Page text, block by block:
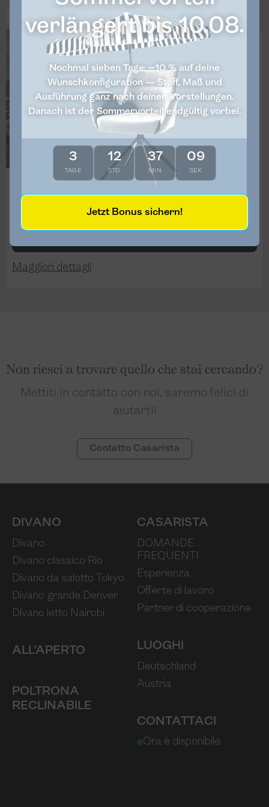
Campioni di tessuto
Expo Plaza 11, Hannover,
Maggiori dettagli
Non riesci a trovare quello che stai cercando?
Mettiti in contatto con noi, saremo felici di
aiutarti!
Contatto Casarista
DIVANO
Divano
Divano classico Rio
Divano da salotto Tokyo
Divano grande Denver
Divano letto Nairobi
ALL’APERTO
POLTRONA
RECLINABILE
CASARISTA
DOMANDE
FREQUENTI
Esperienza
Offerte di lavoro
Partner di cooperazione
LUOGHI
Deutschland
Austria
CONTATTACI
Ora è disponibile.
verlängert bis 10.08.
Nochmal sieben Tage: −10 % auf deine
Wunschkonfiguration — Stoff, Maß und
Ausführung ganz nach deinen Vorstellungen.
Danach ist der Sommervorteil endgültig vorbei.
3
TAGE
12
STD
37
MIN
09
SEK
Jetzt Bonus sichern!